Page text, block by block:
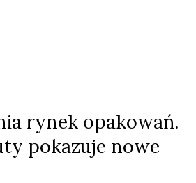
rynek opakowań.
pokazuje nowe